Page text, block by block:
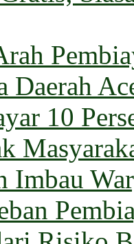
Daerah
10
Imbau